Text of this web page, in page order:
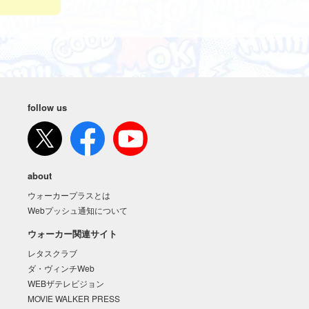
follow us
about
ウォーカープラスとは
Webプッシュ通知について
ウォーカー関連サイト
レタスクラブ
ダ・ヴィンチWeb
WEBザテレビジョン
MOVIE WALKER PRESS